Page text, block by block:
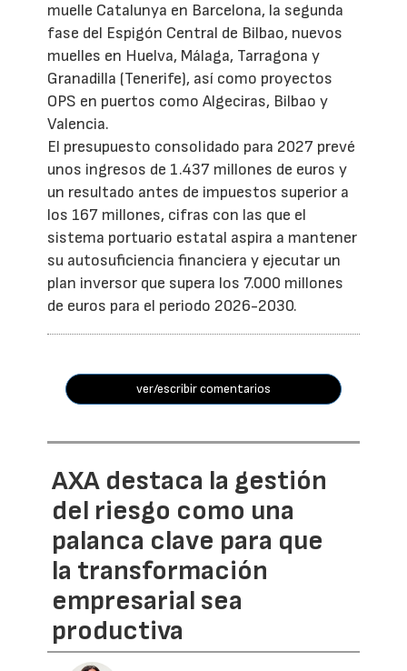
muelle Catalunya en Barcelona, la segunda
fase del Espigón Central de Bilbao, nuevos
muelles en Huelva, Málaga, Tarragona y
Granadilla (Tenerife), así como proyectos
OPS en puertos como Algeciras, Bilbao y
Valencia.
El presupuesto consolidado para 2027 prevé
unos ingresos de 1.437 millones de euros y
un resultado antes de impuestos superior a
los 167 millones, cifras con las que el
sistema portuario estatal aspira a mantener
su autosuficiencia financiera y ejecutar un
plan inversor que supera los 7.000 millones
de euros para el periodo 2026-2030.
ver/escribir comentarios
AXA destaca la gestión
del riesgo como una
palanca clave para que
la transformación
empresarial sea
productiva